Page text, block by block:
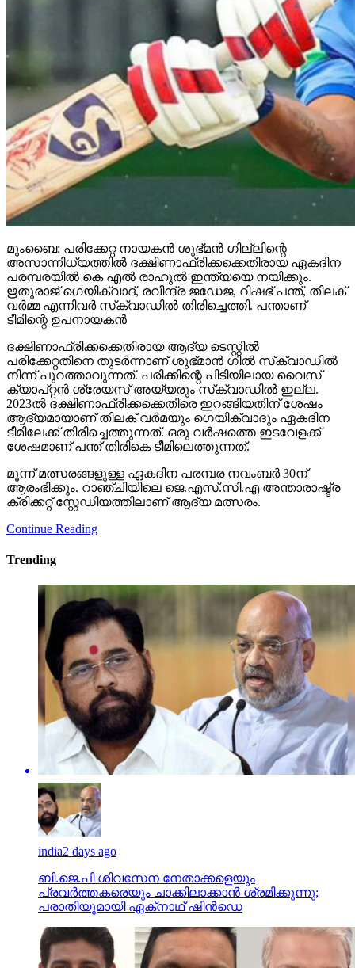
മുംബൈ: പരിക്കേറ്റ നായകൻ ശുഭ്മൻ ഗില്ലിന്റെ
അസാന്നിധ്യത്തിൽ ദക്ഷിണാഫ്രിക്കക്കെതിരായ ഏകദിന
പരമ്പരയിൽ കെ എൽ രാഹുൽ ഇന്ത്യയെ നയിക്കും.
ഋതുരാജ് ഗെയിക്‌വാദ്, രവീന്ദ്ര ജഡേജ, റിഷഭ് പന്ത്, തിലക്
വർമ്മ എന്നിവർ സ്‌ക്വാഡിൽ തിരിച്ചെത്തി. പന്താണ്
ടീമിന്റെ ഉപനായകൻ
ദക്ഷിണാഫ്രിക്കക്കെതിരായ ആദ്യ ടെസ്റ്റിൽ
പരിക്കേറ്റതിനെ തുടർന്നാണ് ശുഭ്മാൻ ഗിൽ സ്‌ക്വാഡിൽ
നിന്ന് പുറത്താവുന്നത്. പരിക്കിന്റെ പിടിയിലായ വൈസ്
ക്യാപ്റ്റൻ ശ്രേയസ് അയ്യരും സ്‌ക്വാഡിൽ ഇല്ല.
2023ൽ ദക്ഷിണാഫ്രിക്കക്കെതിരെ ഇറങ്ങിയതിന് ശേഷം
ആദ്യമായാണ് തിലക് വർമയും ഗെയിക്വാദും ഏകദിന
ടീമിലേക്ക് തിരിച്ചെത്തുന്നത്. ഒരു വർഷത്തെ ഇടവേളക്ക്
ശേഷമാണ് പന്ത് തിരികെ ടീമിലെത്തുന്നത്.
മൂന്ന് മത്സരങ്ങളുള്ള ഏകദിന പരമ്പര നവംബർ 30ന്
ആരംഭിക്കും. റാഞ്ചിയിലെ ജെ.എസ്.സി.എ അന്താരാഷ്ട്ര
ക്രിക്കറ്റ് സ്റ്റേഡിയത്തിലാണ് ആദ്യ മത്സരം.
Continue Reading
Trending
india2 days ago
ബി.ജെ.പി ശിവസേന നേതാക്കളെയും
പ്രവര്‍ത്തകരെയും ചാക്കിലാക്കാന്‍ ശ്രമിക്കുന്നു;
പരാതിയുമായി ഏക്‌നാഥ് ഷിന്‍ഡെ